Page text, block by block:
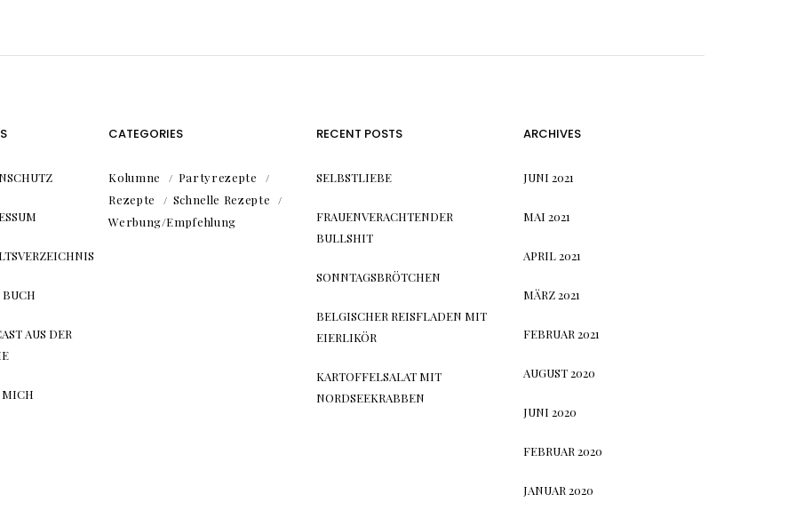
AUS DER
MICH
CATEGORIES
Kolumne
Partyrezepte
Rezepte
Schnelle Rezepte
Werbung/Empfehlung
RECENT POSTS
SELBSTLIEBE
FRAUENVERACHTENDER
BULLSHIT
SONNTAGSBRÖTCHEN
BELGISCHER REISFLADEN MIT
EIERLIKÖR
KARTOFFELSALAT MIT
NORDSEEKRABBEN
ARCHIVES
JUNI 2021
MAI 2021
APRIL 2021
MÄRZ 2021
FEBRUAR 2021
AUGUST 2020
JUNI 2020
FEBRUAR 2020
JANUAR 2020